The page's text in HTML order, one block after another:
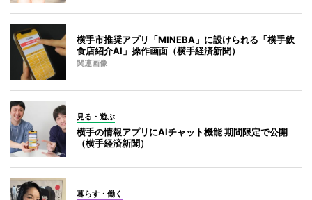
横手市推奨アプリ「MINEBA」に設けられる「横手飲
食店紹介AI」操作画面（横手経済新聞）
関連画像
見る・遊ぶ
横手の情報アプリにAIチャット機能 期間限定で公開
（横手経済新聞）
暮らす・働く